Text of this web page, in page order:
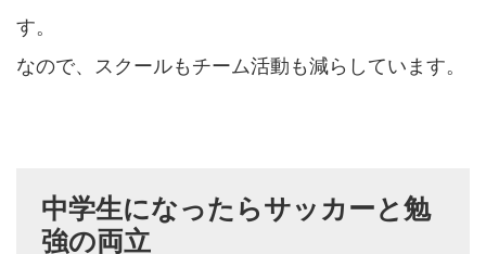
す。
なので、スクールもチーム活動も減らしています。
中学生になったらサッカーと勉
強の両立